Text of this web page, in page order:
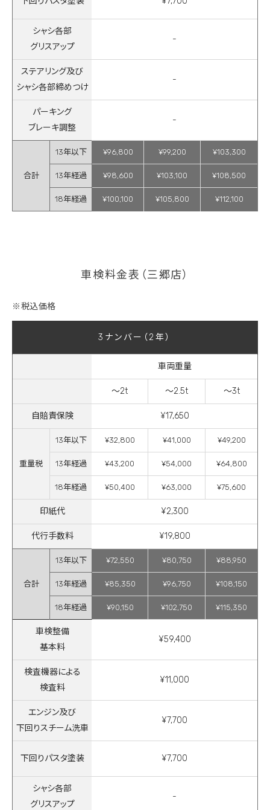
シャシ各部
グリスアップ
-
ステアリング及び
シャシ各部締めつけ
-
パーキング
ブレーキ調整
-
合計
13年以下 ¥96,800 ¥99,200 ¥103,300
13年経過 ¥98,600 ¥103,100 ¥108,500
18年経過 ¥100,100 ¥105,800 ¥112,100
車検料金表（三郷店）
※税込価格
3ナンバー（2年）
車両重量
～2t ～2.5t ～3t
自賠責保険 ¥17,650
重量税
13年以下 ¥32,800 ¥41,000 ¥49,200
13年経過 ¥43,200 ¥54,000 ¥64,800
18年経過 ¥50,400 ¥63,000 ¥75,600
印紙代 ¥2,300
代行手数料 ¥19,800
合計
13年以下 ¥72,550 ¥80,750 ¥88,950
13年経過 ¥85,350 ¥96,750 ¥108,150
18年経過 ¥90,150 ¥102,750 ¥115,350
車検整備
基本料
¥59,400
検査機器による
検査料
¥11,000
エンジン及び
下回りスチーム洗車
¥7,700
下回りパスタ塗装 ¥7,700
シャシ各部
グリスアップ
-